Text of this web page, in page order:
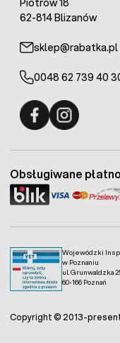
62-814 Blizanów
sklep@rabatka.pl
0048 62 739 40
Wojewódzki
w Poznaniu
ul. Grunwaldzka
60-166 Poznań
Obsługiwane
Copyright © 2013-